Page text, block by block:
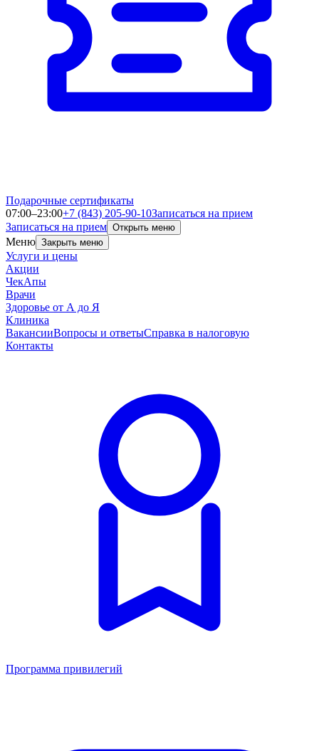
Подарочные сертификаты
07:00–23:00+7 (843) 205-90-10Записаться на прием
Записаться на прием Открыть меню
Меню Закрыть меню
Услуги и цены
Акции
ЧекАпы
Врачи
Здоровье от А до Я
Клиника
ВакансииВопросы и ответыСправка в налоговую
Контакты
Программа привилегий